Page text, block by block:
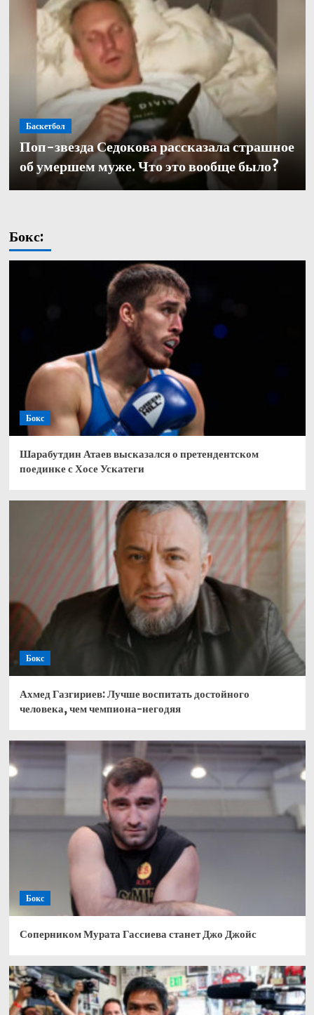
Баскетбол
Поп-звезда Седокова рассказала страшное
об умершем муже. Что это вообще было?
Баскетбол
Александр Церковный покинул должность
генерального директора баскетбольного «Зенита»
Баскетбол
Кулагин — о переходе в «Зенит»: «Довелось
работать с одними из лучших тренеров в нашей части
света. Иванович не исключение»
Бокс:
Бокс
Шарабутдин Атаев высказался о претендентском
поединке с Хосе Ускатеги
Бокс
Ахмед Газгириев: Лучше воспитать достойного
человека, чем чемпиона-негодяя
Бокс
Соперником Мурата Гассиева станет Джо Джойс